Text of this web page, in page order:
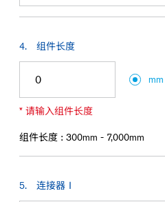
组件长度
mm
* 请输入组件长度
组件长度 : 300mm - 7,000mm
连接器Ⅰ